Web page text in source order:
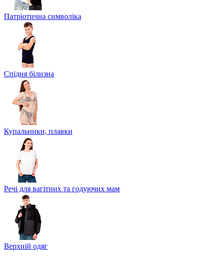
Патріотична символіка
Спідня білизна
Купальники, плавки
Речі для вагітних та годуючих мам
Верхній одяг